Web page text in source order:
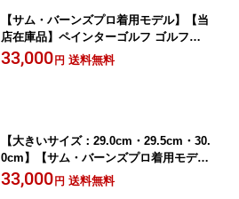
【サム・バーンズプロ着用モデル】【当
店在庫品】ペインターゴルフ ゴルフシ
ューズ スパイク付きモデル 紐タイプ レ
ースタイプ 40044 Moving Dayシリーズ
33,000 円 送料無料
【大きいサイズ：29.0cm・29.5cm・30.
0cm】【サム・バーンズプロ着用モデ
ル】【当店在庫品】ペインターゴルフ
ゴルフシューズ スパイク付きモデル 紐
33,000 円 送料無料